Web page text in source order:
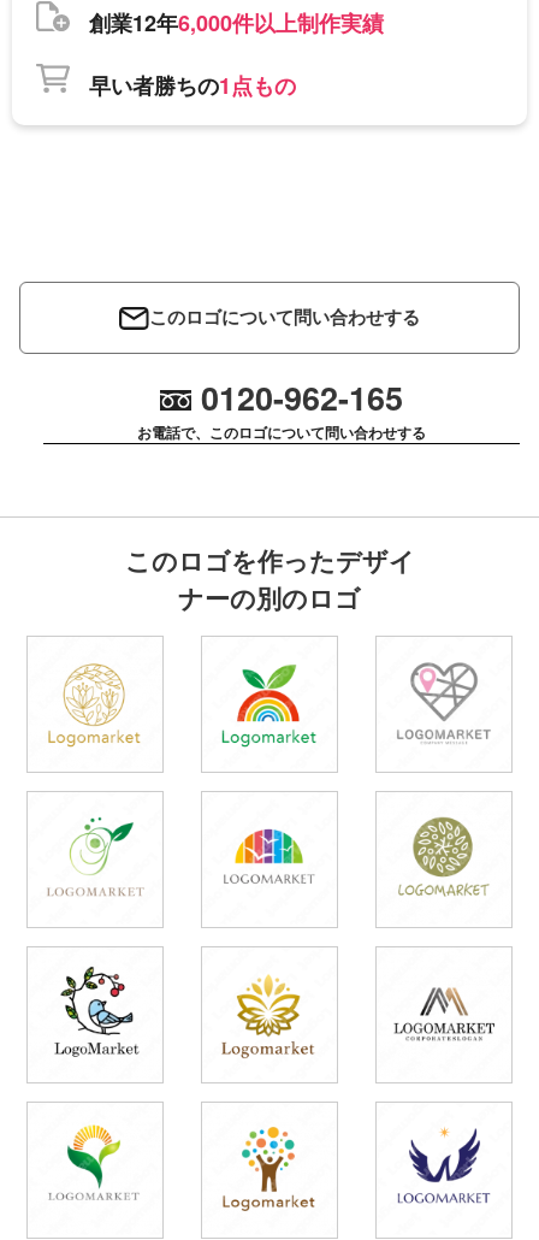
創業12年6,000件以上制作実績
早い者勝ちの1点もの
このロゴについて問い合わせする
0120-962-165
お電話で、このロゴについて問い合わせする
このロゴを作ったデザイ
ナーの別のロゴ